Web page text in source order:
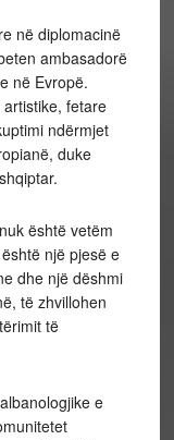
në diplomacinë
ambasadorë
në Evropë.
fetare
ndërmjet
duke
është vetëm
një pjesë e
dhe një dëshmi
të zhvillohen
të
e